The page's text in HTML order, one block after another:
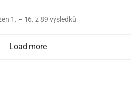
1. – 16. z 89 výsledků
Load more